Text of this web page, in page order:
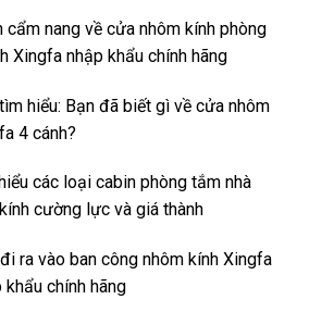
cẩm nang về cửa nhôm kính phòng
Xingfa nhập khẩu chính hãng
hiểu: Bạn đã biết gì về cửa nhôm
4 cánh?
các loại cabin phòng tắm nhà
cường lực và giá thành
ra vào ban công nhôm kính Xingfa
khẩu chính hãng